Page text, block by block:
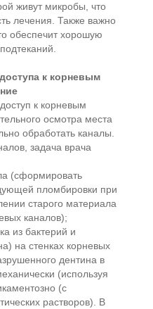
живут микробы, что
лечения. Также важно
обеспечит хорошую
к корневым
к корневым
осмотра места
обработать каналы.
задача врача
(сформировать
пломбировки при
старого материала
каналов);
из бактерий и
на стенках корневых
дентина в
(используя
(с
растворов). В